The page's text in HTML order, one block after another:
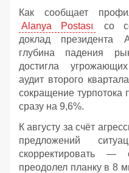
Как сообщает
Alanya Postası
со
доклад президента
глубина падения
достигла
аудит второго
сокращение турпотока
сразу на 9,6%.
К августу за счёт
предложений
скорректировать
преодолел планку в 8